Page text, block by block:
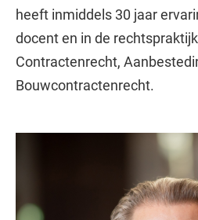
heeft inmiddels 30 jaar
docent en in de
Contractenrecht,
Bouwcontractenrecht.